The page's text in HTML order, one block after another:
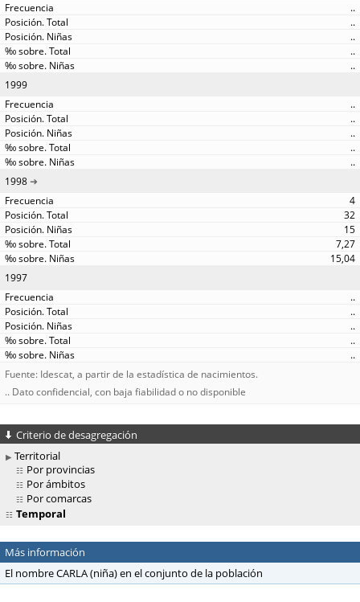
..
..
..
..
..
1999
..
..
..
..
..
1998
4
32
15
7,27
15,04
1997
..
..
..
..
..
Fuente: Idescat, a partir de la estadística de nacimientos.
.. Dato confidencial, con baja fiabilidad o no disponible
Criterio de desagregación
Territorial
Por provincias
Por ámbitos
Por comarcas
Temporal
Más información
El nombre CARLA (niña) en el conjunto de la población